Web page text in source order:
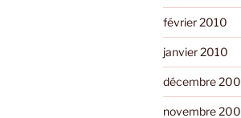
février 2010
janvier 2010
décembre
novembre